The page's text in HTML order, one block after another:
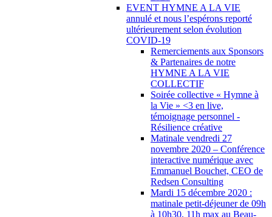
EVENT HYMNE A LA VIE
annulé et nous l’espérons reporté
ultérieurement selon évolution
COVID-19
Remerciements aux Sponsors
& Partenaires de notre
HYMNE A LA VIE
COLLECTIF
Soirée collective « Hymne à
la Vie » <3 en live,
témoignage personnel -
Résilience créative
Matinale vendredi 27
novembre 2020 – Conférence
interactive numérique avec
Emmanuel Bouchet, CEO de
Redsen Consulting
Mardi 15 décembre 2020 :
matinale petit-déjeuner de 09h
à 10h30, 11h max au Beau-